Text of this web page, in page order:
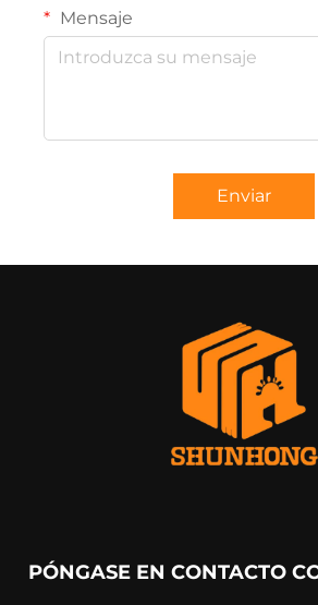
Mensaje
Enviar
PÓNGASE EN CONTACTO